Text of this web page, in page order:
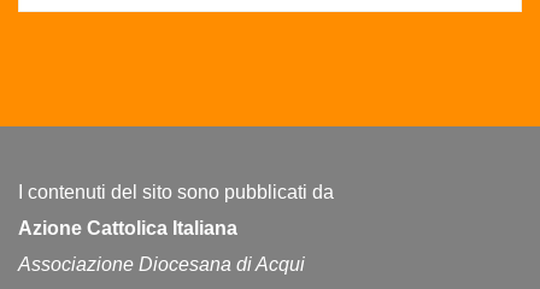
I contenuti del sito sono pubblicati da
Azione Cattolica Italiana
Associazione Diocesana di Acqui